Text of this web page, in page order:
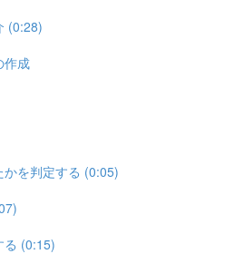
(0:28)
作成
かを判定する (0:05)
る (0:15)